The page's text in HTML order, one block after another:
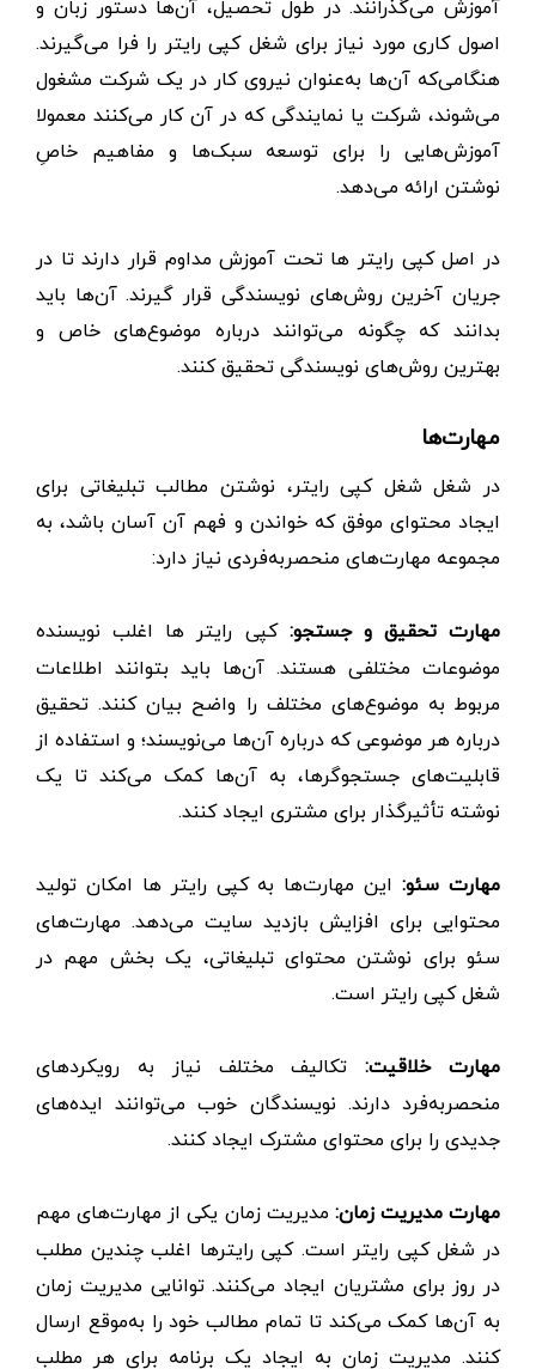
آموزش می‌گذرانند. در طول تحصیل، آن‌ها دستور زبان و
اصول کاری مورد نیاز برای شغل کپی رایتر را فرا می‌گیرند.
هنگامی‌که آن‌ها به‌عنوان نیروی کار در یک شرکت مشغول
می‌شوند، شرکت یا نمایندگی که در آن کار می‌کنند معمولا
آموزش‌هایی را برای توسعه سبک‌ها و مفاهیم خاصِ
نوشتن ارائه می‌دهد.
در اصل کپی رایتر ها تحت آموزش مداوم قرار دارند تا در
جریان آخرین روش‌های نویسندگی قرار گیرند. آن‌ها باید
بدانند که چگونه می‌توانند درباره موضوع‌های خاص و
بهترین روش‌های نویسندگی تحقیق کنند.
مهارت‌ها
در شغل شغل کپی رایتر، نوشتن مطالب تبلیغاتی برای
ایجاد محتوای موفق که خواندن و فهم آن آسان باشد، به
مجموعه مهارت‌های منحصربه‌فردی نیاز دارد:
مهارت تحقیق و جستجو: کپی رایتر ها اغلب نویسنده
موضوعات مختلفی هستند. آن‌ها باید بتوانند اطلاعات
مربوط به موضوع‌های مختلف را واضح بیان کنند. تحقیق
درباره هر موضوعی که درباره آن‌ها می‌نویسند؛ و استفاده از
قابلیت‌های جستجوگرها، به آن‌ها کمک می‌کند تا یک
نوشته تأثیرگذار برای مشتری ایجاد کنند.
مهارت سئو:این مهارت‌ها به کپی رایتر ها امکان تولید
محتوایی برای افزایش بازدید سایت می‌دهد. مهارت‌های
سئو برای نوشتن محتوای تبلیغاتی، یک بخش مهم در
شغل کپی رایتر است.
مهارت خلاقیت:تکالیف مختلف نیاز به رویکردهای
منحصربه‌فرد دارند. نویسندگان خوب می‌توانند ایده‌های
جدیدی را برای محتوای مشترک ایجاد کنند.
مهارت مدیریت زمان: مدیریت زمان یکی از مهارت‌های مهم
در شغل کپی رایتر است. کپی رایترها اغلب چندین مطلب
در روز برای مشتریان ایجاد می‌کنند. توانایی مدیریت زمان
به آن‌ها کمک می‌کند تا تمام مطالب خود را به‌موقع ارسال
کنند. مدیریت زمان به ایجاد یک برنامه برای هر مطلب